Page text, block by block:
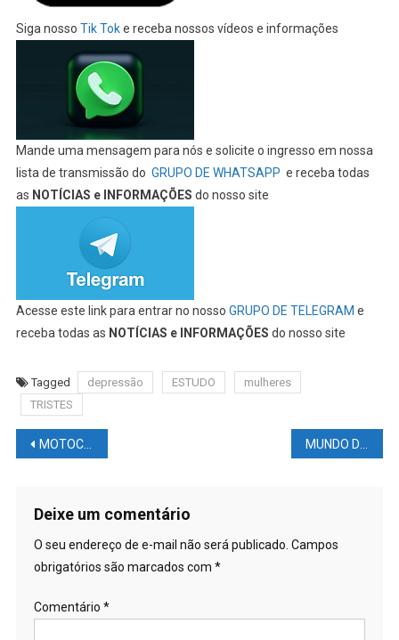
Siga nosso Tik Toke receba nossos vídeos e informações
Mande uma mensagem para nós e solicite o ingresso em nossa
lista de transmissão do GRUPO DE WHATSAPP e receba todas
as NOTÍCIAS e INFORMAÇÕES do nosso site
Acesse este link para entrar no nosso GRUPO DE TELEGRAM e
receba todas as NOTÍCIAS e INFORMAÇÕES do nosso site
Tagged depressão ESTUDO
mulheres
TRISTES
Navegação
Post
MOTOCICLISMO NEWS – MOTOGP: Japão Motegi – Mais um GP para cardíaco
Deixe um comentário
O seu endereço de e-mail não será publicado. Campos
obrigatórios são marcados com *
Comentário *